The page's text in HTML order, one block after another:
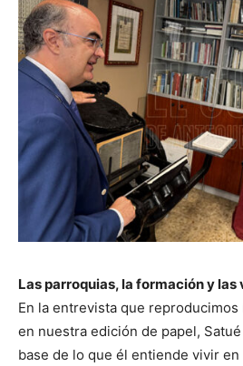
Las parroquias, la formación y las
En la entrevista que
en nuestra edición de papel,
base de lo que él entiende vivir en